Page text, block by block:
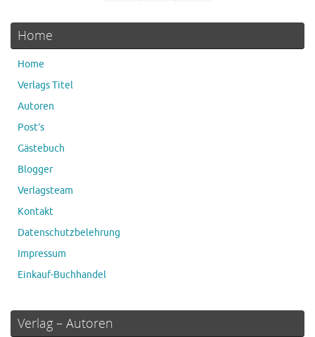
Home
Home
Verlags Titel
Autoren
Post’s
Gästebuch
Blogger
Verlagsteam
Kontakt
Datenschutzbelehrung
Impressum
Einkauf-Buchhandel
Verlag – Autoren